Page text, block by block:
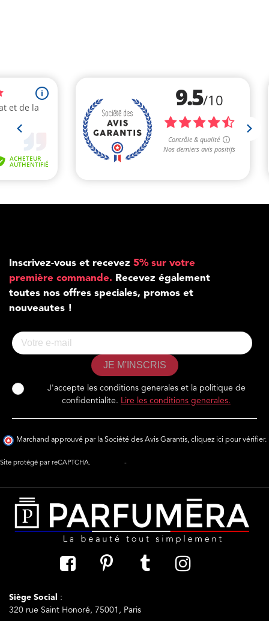
Inscrivez-vous et recevez 5% sur votre
première commande. Recevez également
toutes nos offres speciales, promos et
nouveautes !
JE M'INSCRIS
J'accepte les conditions generales et la politique de
confidentialite. Lire les conditions generales.
Marchand approuvé par la Société des Avis Garantis, cliquez ici pour vérifier.
Site protégé par reCAPTCHA. -
Siège Social
:
320 rue Saint Honoré, 75001, Paris